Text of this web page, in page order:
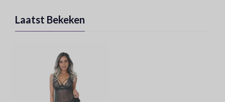
Laatst Bekeken